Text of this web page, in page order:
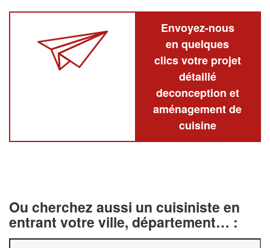
Envoyez-nous
en quelques
clics votre projet
détaillé
deconception et
aménagement de
cuisine
Ou cherchez aussi un cuisiniste en
entrant votre ville, département… :